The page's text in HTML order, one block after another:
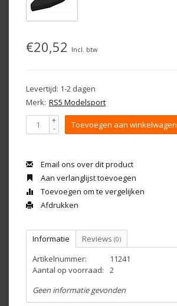
€20,52 Incl. btw
Levertijd: 1-2 dagen
Merk: RS5 Modelsport
+
- Toevoegen aan winkelwagen
Email ons over dit product
Aan verlanglijst toevoegen
Toevoegen om te vergelijken
Afdrukken
Informatie Reviews (0)
Artikelnummer:
11241
Aantal op voorraad:
2
Geen informatie gevonden